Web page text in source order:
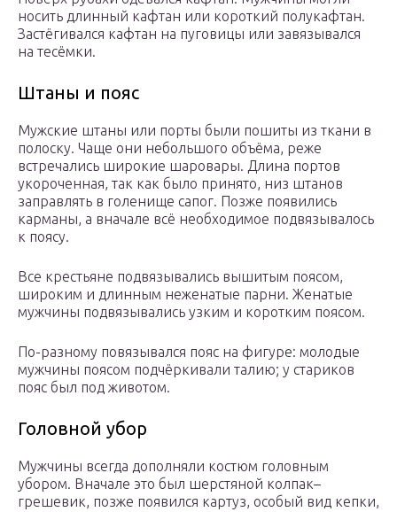
носить длинный кафтан или короткий полукафтан.
Застёгивался кафтан на пуговицы или завязывался
на тесёмки.
Штаны и пояс
Мужские штаны или порты были пошиты из ткани в
полоску. Чаще они небольшого объёма, реже
встречались широкие шаровары. Длина портов
укороченная, так как было принято, низ штанов
заправлять в голенище сапог. Позже появились
карманы, а вначале всё необходимое подвязывалось
к поясу.
Все крестьяне подвязывались вышитым поясом,
широким и длинным неженатые парни. Женатые
мужчины подвязывались узким и коротким поясом.
По-разному повязывался пояс на фигуре: молодые
мужчины поясом подчёркивали талию; у стариков
пояс был под животом.
Головной убор
Мужчины всегда дополняли костюм головным
убором. Вначале это был шерстяной колпак–
грешевик, позже появился картуз, особый вид кепки,